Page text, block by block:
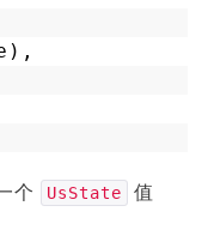
个 UsState
值